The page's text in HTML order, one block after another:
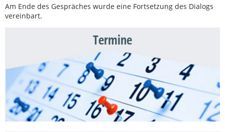
Am Ende des Gespräches wurde eine Fortsetzung des Dialogs
vereinbart.
Termine